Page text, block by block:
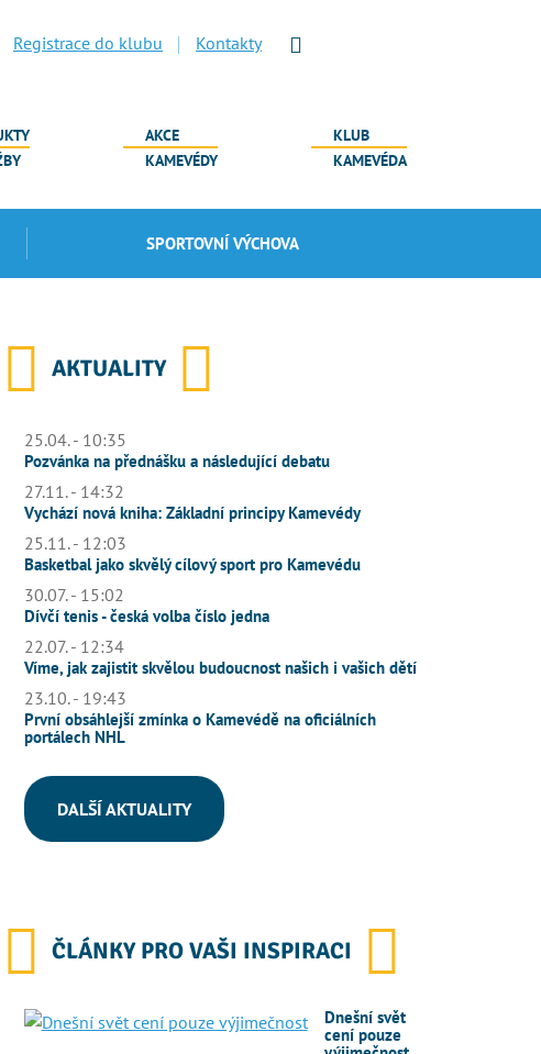
Registrace do klubu Kontakty
AKCE
KAMEVÉDY
KLUB
KAMEVÉDA
SPORTOVNÍ VÝCHOVA
AKTUALITY
25.04. - 10:35
Pozvánka na přednášku a následující debatu
27.11. - 14:32
Vychází nová kniha: Základní principy Kamevédy
25.11. - 12:03
Basketbal jako skvělý cílový sport pro Kamevédu
30.07. - 15:02
Dívčí tenis - česká volba číslo jedna
22.07. - 12:34
Víme, jak zajistit skvělou budoucnost našich i vašich dětí
23.10. - 19:43
První obsáhlejší zmínka o Kamevédě na oficiálních
portálech NHL
DALŠÍ AKTUALITY
ČLÁNKY PRO VAŠI INSPIRACI
Dnešní svět
cení pouze